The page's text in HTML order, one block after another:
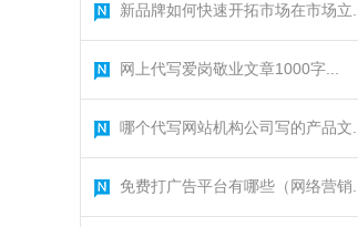
新品牌如何快速开拓市场在市场立...
网上代写爱岗敬业文章1000字...
哪个代写网站机构公司写的产品文...
免费打广告平台有哪些（网络营销...